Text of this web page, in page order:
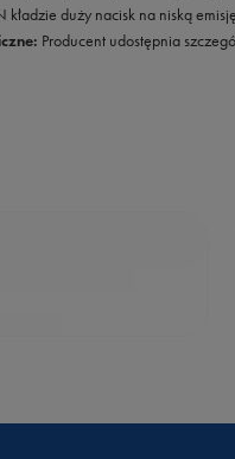
kładzie duży nacisk na niską
Producent udostępnia